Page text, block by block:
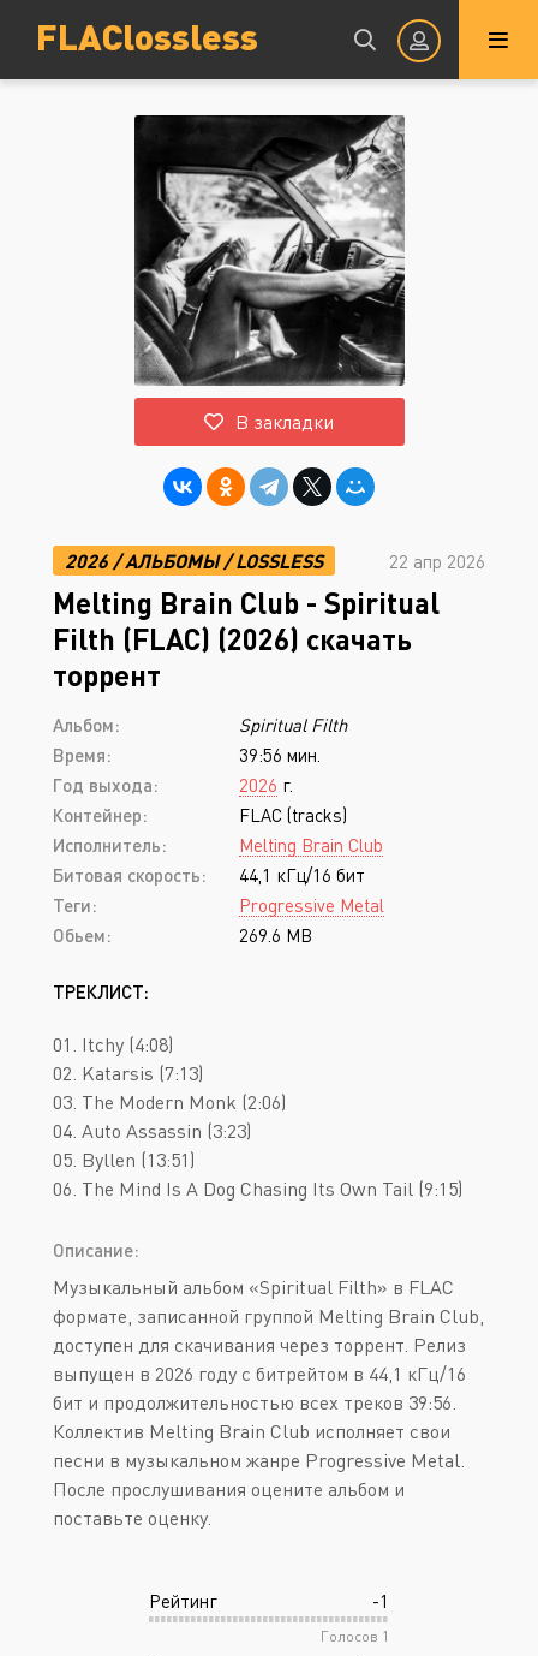
FLAClossless
Запомнить
ВОЙТИ НА САЙТ
Восстановить пароль
Или войти через
В закладки
2026 /АЛЬБОМЫ/LOSSLESS 22 апр 2026
Melting Brain Club - Spiritual
Filth (FLAC) (2026) скачать
торрент
Альбом:
Spiritual Filth
Время:
39:56 мин.
Год выхода:
2026 г.
Контейнер:
FLAC (tracks)
Исполнитель:
Melting Brain Club
Битовая скорость:
44,1 кГц/16 бит
Теги:
Progressive Metal
Обьем:
269.6 MB
ТРЕКЛИСТ:
01. Itchy (4:08)
02. Katarsis (7:13)
03. The Modern Monk (2:06)
04. Auto Assassin (3:23)
05. Byllen (13:51)
06. The Mind Is A Dog Chasing Its Own Tail (9:15)
Описание:
Музыкальный альбом «Spiritual Filth» в FLAC
формате, записанной группой Melting Brain Club,
доступен для скачивания через торрент. Релиз
выпущен в 2026 году с битрейтом в 44,1 кГц/16
бит и продолжительностью всех треков 39:56.
Коллектив Melting Brain Club исполняет свои
песни в музыкальном жанре Progressive Metal.
После прослушивания оцените альбом и
поставьте оценку.
Рейтинг -1
Голосов 1